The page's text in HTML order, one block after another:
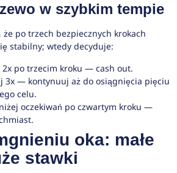
w szybkim tempie
że po trzech bezpiecznych krokach
stabilny; wtedy decyduje:
2x po trzecim kroku — cash out.
3x — kontynuuj aż do osiągnięcia pięciu
celu.
oczekiwań po czwartym kroku —
oka: małe
stawki